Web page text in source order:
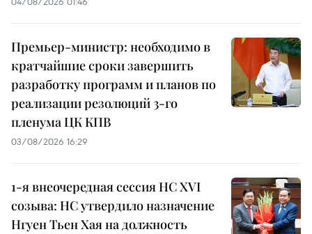
Премьер-министр: необходимо в
кратчайшие сроки завершить
разработку программ и планов по
реализации резолюций 3-го
пленума ЦК КПВ
03/08/2026 16:29
1-я внеочередная сессия НС XVI
созыва: НС утвердило назначение
Нгуен Тьен Хая на должность